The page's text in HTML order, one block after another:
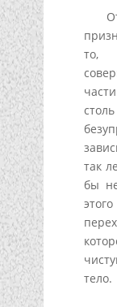
то,
так
бы
тело.